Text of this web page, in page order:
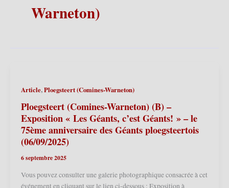
Warneton)
Article,Ploegsteert (Comines-Warneton)
Ploegsteert (Comines-Warneton) (B) –
Exposition « Les Géants, c’est Géants! » – le
75ème anniversaire des Géants ploegsteertois
(06/09/2025)
6 septembre 2025
Vous pouvez consulter une galerie photographique consacrée à cet
événement en cliquant sur le lien ci-dessous : Exposition à